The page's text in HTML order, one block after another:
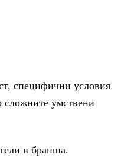
специфични условия
сложните умствени
в бранша.